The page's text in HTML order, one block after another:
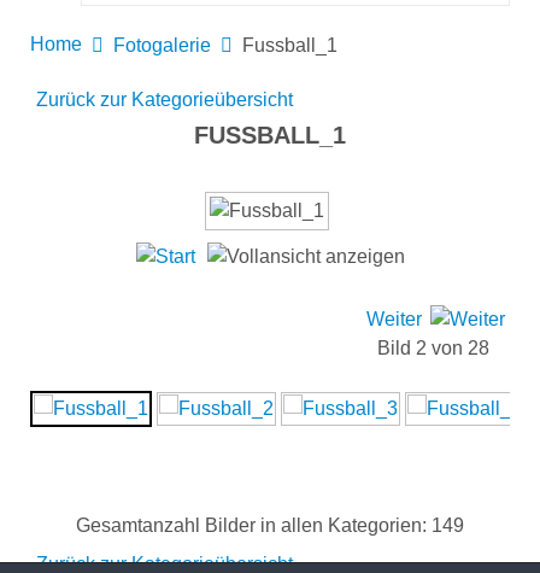
Home Fotogalerie Fussball_1
Zurück zur Kategorieübersicht
FUSSBALL_1
Weiter
Bild 2 von 28
Gesamtanzahl Bilder in allen Kategorien: 149
Zurück zur Kategorieübersicht